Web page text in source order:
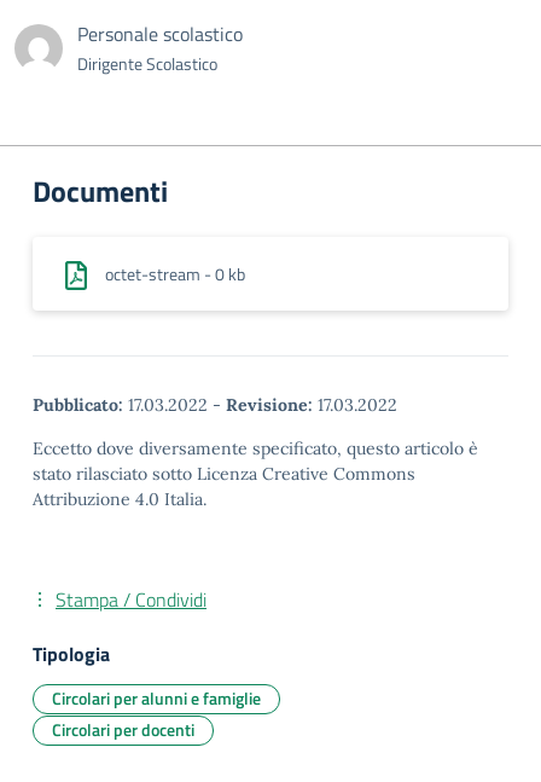
Personale scolastico
Dirigente Scolastico
Documenti
octet-stream - 0 kb
Pubblicato: 17.03.2022 - Revisione: 17.03.2022
Eccetto dove diversamente specificato, questo articolo è
stato rilasciato sotto Licenza Creative Commons
Attribuzione 4.0 Italia.
Stampa / Condividi
Tipologia
Circolari per alunni e famiglie
Circolari per docenti